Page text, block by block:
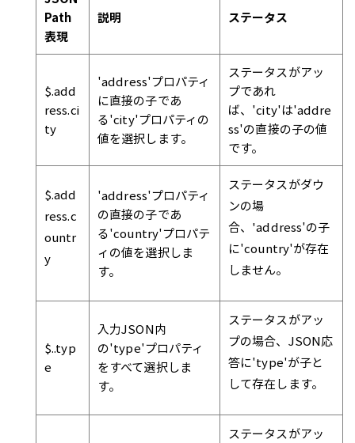
Path
表現
説明 ステータス
$.add
ress.ci
ty
'address'プロパティ
に直接の子であ
る'city'プロパティの
値を選択します。
ステータスがアッ
プであれ
ば、'city'は'addre
ss'の直接の子の値
です。
$.add
ress.c
ountr
y
'address'プロパティ
の直接の子であ
る'country'プロパテ
ィの値を選択しま
す。
ステータスがダウ
ンの場
合、'address'の子
に'country'が存在
しません。
$..typ
e
入力JSON内
の'type'プロパティ
をすべて選択しま
す。
ステータスがアッ
プの場合、JSON応
答に'type'が子と
して存在します。
ステータスがアッ